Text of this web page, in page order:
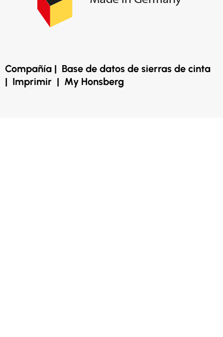
Compañía | Base de datos de sierras de cinta
| Imprimir | My Honsberg